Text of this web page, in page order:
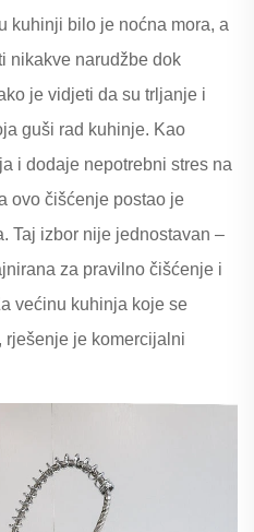
kuhinji bilo je noćna mora, a
nikakve narudžbe dok
je vidjeti da su trljanje i
guši rad kuhinje. Kao
i dodaje nepotrebni stres na
ovo čišćenje postao je
Taj izbor nije jednostavan –
za pravilno čišćenje i
većinu kuhinja koje se
rješenje je komercijalni